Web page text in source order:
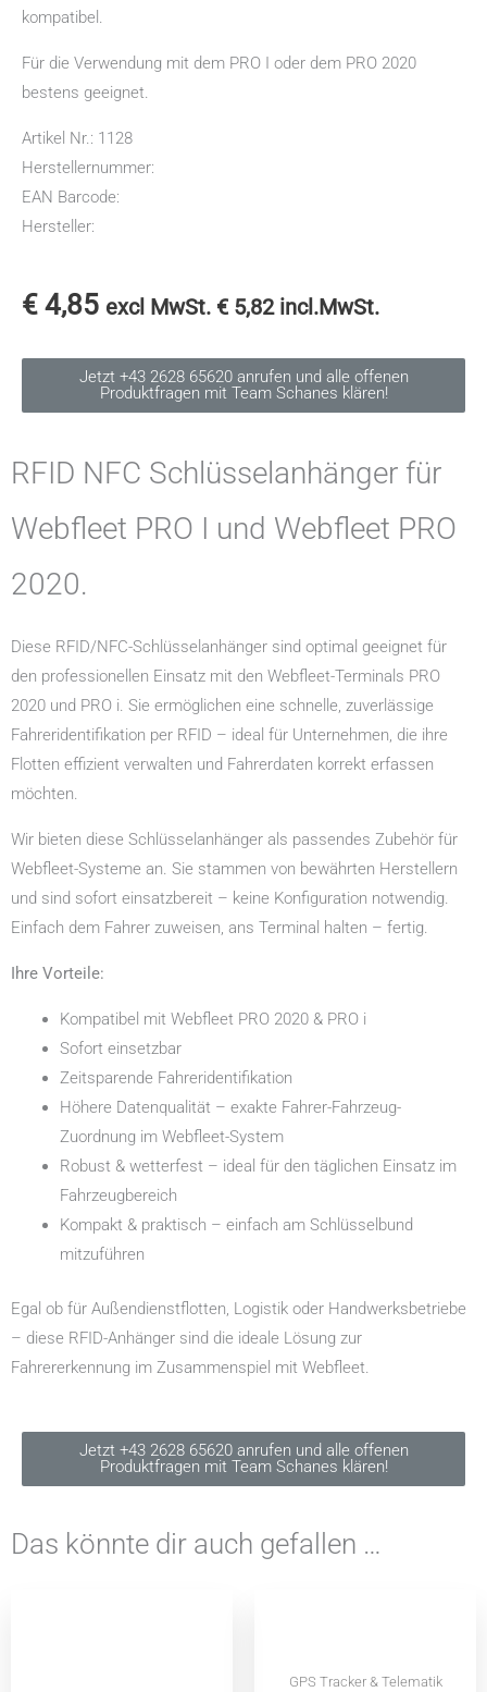
kompatibel.
Für die Verwendung mit dem PRO I oder dem PRO 2020
bestens geeignet.
Artikel Nr.: 1128
Herstellernummer:
EAN Barcode:
Hersteller:
€ 4,85 excl MwSt. € 5,82incl.MwSt.
Jetzt +43 2628 65620 anrufen und alle offenen
Produktfragen mit Team Schanes klären!
RFID NFC Schlüsselanhänger für
Webfleet PRO I und Webfleet PRO
2020.
Diese RFID/NFC-Schlüsselanhänger sind optimal geeignet für
den professionellen Einsatz mit den Webfleet-Terminals PRO
2020 und PRO i. Sie ermöglichen eine schnelle, zuverlässige
Fahreridentifikation per RFID – ideal für Unternehmen, die ihre
Flotten effizient verwalten und Fahrerdaten korrekt erfassen
möchten.
Wir bieten diese Schlüsselanhänger als passendes Zubehör für
Webfleet-Systeme an. Sie stammen von bewährten Herstellern
und sind sofort einsatzbereit – keine Konfiguration notwendig.
Einfach dem Fahrer zuweisen, ans Terminal halten – fertig.
Ihre Vorteile:
Kompatibel mit Webfleet PRO 2020 & PRO i
Sofort einsetzbar
Zeitsparende Fahreridentifikation
Höhere Datenqualität – exakte Fahrer-Fahrzeug-
Zuordnung im Webfleet-System
Robust & wetterfest – ideal für den täglichen Einsatz im
Fahrzeugbereich
Kompakt & praktisch – einfach am Schlüsselbund
mitzuführen
Egal ob für Außendienstflotten, Logistik oder Handwerksbetriebe
– diese RFID-Anhänger sind die ideale Lösung zur
Fahrererkennung im Zusammenspiel mit Webfleet.
Jetzt +43 2628 65620 anrufen und alle offenen
Produktfragen mit Team Schanes klären!
Das könnte dir auch gefallen …
GPS Tracker & Telematik